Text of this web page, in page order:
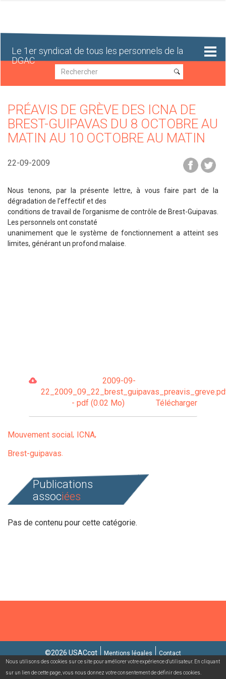
Le 1er syndicat de tous les personnels de la
DGAC
Recherche
Recherche
PRÉAVIS DE GRÈVE DES ICNA DE
BREST-GUIPAVAS DU 8 OCTOBRE AU
MATIN AU 10 OCTOBRE AU MATIN
22-09-2009
Nous tenons, par la présente lettre, à vous faire part de la
dégradation de l’effectif et des
conditions de travail de l’organisme de contrôle de Brest-Guipavas.
Les personnels ont constaté
unanimement que le système de fonctionnement a atteint ses
limites, générant un profond malaise.
2009-09-
- pdf (0.02 Mo)
Télécharger
Mouvement social ICNA
Brest-guipavas
Publications
associées
Pas de contenu pour cette catégorie.
©2026 USACcgt Mentions légales Contact
Campagnes mailing/abonnement Connexion adhérent
Nous utilisons des cookies sur ce site pour améliorer votre expérience d'utilisateur. En cliquant
sur un lien de cette page, vous nous donnez votre consentement de définir des cookies.